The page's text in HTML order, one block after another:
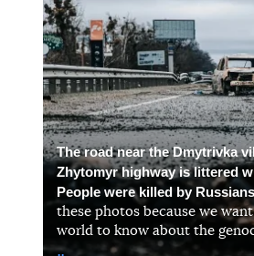
The road near the Dmytrivka
Zhytomyr highway is littered
People were killed by
these photos because we
world to know about the